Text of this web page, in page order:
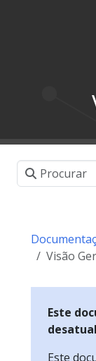
Visão
Este
Este